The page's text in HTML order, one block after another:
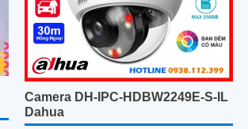
Camera DH-IPC-HDBW2249E-S-IL
Dahua